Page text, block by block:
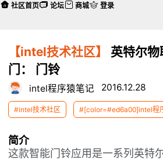
【intel技术社区】
英特尔
门： 门铃
intel程序猿笔记 2016.12.28
#intel技术社区 #[color=#ed6a00]intel程
简介
这款智能门铃应用是一系列英特
社区首页 论坛 商城 登录